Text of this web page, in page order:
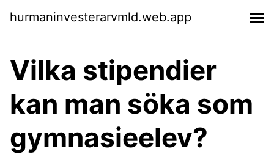
hurmaninvesterarvmld.web.app
Vilka stipendier
kan man söka som
gymnasieelev?